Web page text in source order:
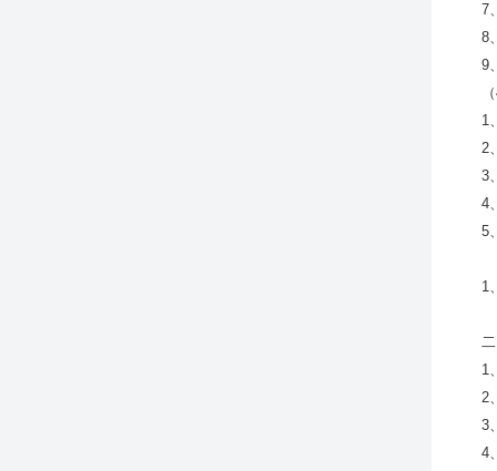
7
8
9
1
2
3
4
5
1
1
2
3
4